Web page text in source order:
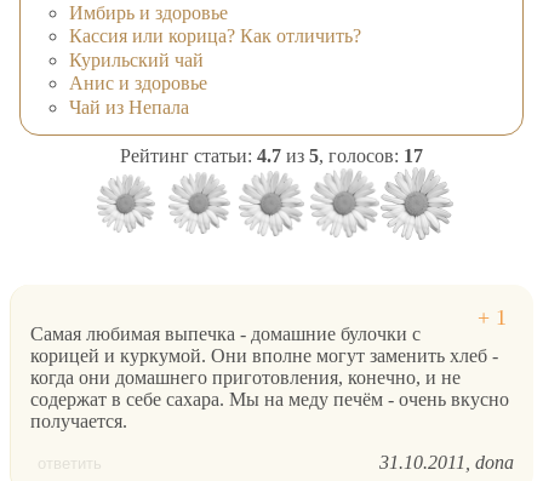
Имбирь и здоровье
Кассия или корица? Как отличить?
Курильский чай
Анис и здоровье
Чай из Непала
Рейтинг статьи: 4.7 из 5, голосов: 17
Самая любимая выпечка - домашние булочки с
корицей и куркумой. Они вполне могут заменить хлеб -
когда они домашнего приготовления, конечно, и не
содержат в себе сахара. Мы на меду печём - очень вкусно
получается.
ответить 31.10.2011 dona